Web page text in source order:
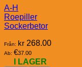
A-H
Roepiller
Sockerbetor
Från: kr 268.00
Ab: €37.00
I LAGER